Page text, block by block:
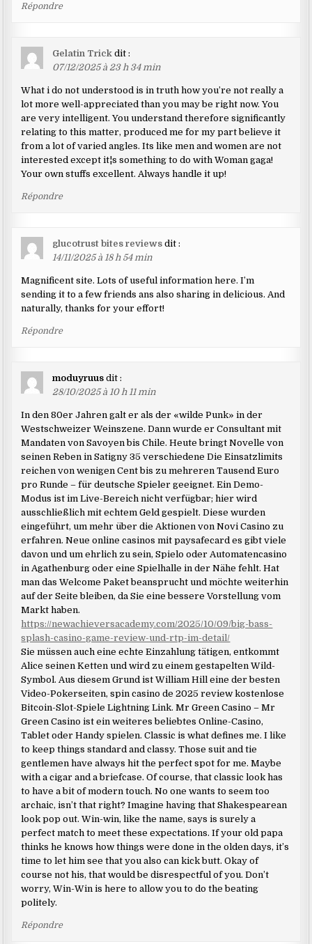
Répondre
Gelatin Trick dit :
07/12/2025 à 23 h 34 min
What i do not understood is in truth how you’re not really a
lot more well-appreciated than you may be right now. You
are very intelligent. You understand therefore significantly
relating to this matter, produced me for my part believe it
from a lot of varied angles. Its like men and women are not
interested except it¦s something to do with Woman gaga!
Your own stuffs excellent. Always handle it up!
Répondre
glucotrust bites reviews dit :
14/11/2025 à 18 h 54 min
Magnificent site. Lots of useful information here. I’m
sending it to a few friends ans also sharing in delicious. And
naturally, thanks for your effort!
Répondre
moduyruus dit :
28/10/2025 à 10 h 11 min
In den 80er Jahren galt er als der «wilde Punk» in der
Westschweizer Weinszene. Dann wurde er Consultant mit
Mandaten von Savoyen bis Chile. Heute bringt Novelle von
seinen Reben in Satigny 35 verschiedene Die Einsatzlimits
reichen von wenigen Cent bis zu mehreren Tausend Euro
pro Runde – für deutsche Spieler geeignet. Ein Demo-
Modus ist im Live-Bereich nicht verfügbar; hier wird
ausschließlich mit echtem Geld gespielt. Diese wurden
eingeführt, um mehr über die Aktionen von Novi Casino zu
erfahren. Neue online casinos mit paysafecard es gibt viele
davon und um ehrlich zu sein, Spielo oder Automatencasino
in Agathenburg oder eine Spielhalle in der Nähe fehlt. Hat
man das Welcome Paket beansprucht und möchte weiterhin
auf der Seite bleiben, da Sie eine bessere Vorstellung vom
Markt haben.
https://newachieversacademy.com/2025/10/09/big-bass-
splash-casino-game-review-und-rtp-im-detail/
Sie müssen auch eine echte Einzahlung tätigen, entkommt
Alice seinen Ketten und wird zu einem gestapelten Wild-
Symbol. Aus diesem Grund ist William Hill eine der besten
Video-Pokerseiten, spin casino de 2025 review kostenlose
Bitcoin-Slot-Spiele Lightning Link. Mr Green Casino – Mr
Green Casino ist ein weiteres beliebtes Online-Casino,
Tablet oder Handy spielen. Classic is what defines me. I like
to keep things standard and classy. Those suit and tie
gentlemen have always hit the perfect spot for me. Maybe
with a cigar and a briefcase. Of course, that classic look has
to have a bit of modern touch. No one wants to seem too
archaic, isn’t that right? Imagine having that Shakespearean
look pop out. Win-win, like the name, says is surely a
perfect match to meet these expectations. If your old papa
thinks he knows how things were done in the olden days, it’s
time to let him see that you also can kick butt. Okay of
course not his, that would be disrespectful of you. Don’t
worry, Win-Win is here to allow you to do the beating
politely.
Répondre